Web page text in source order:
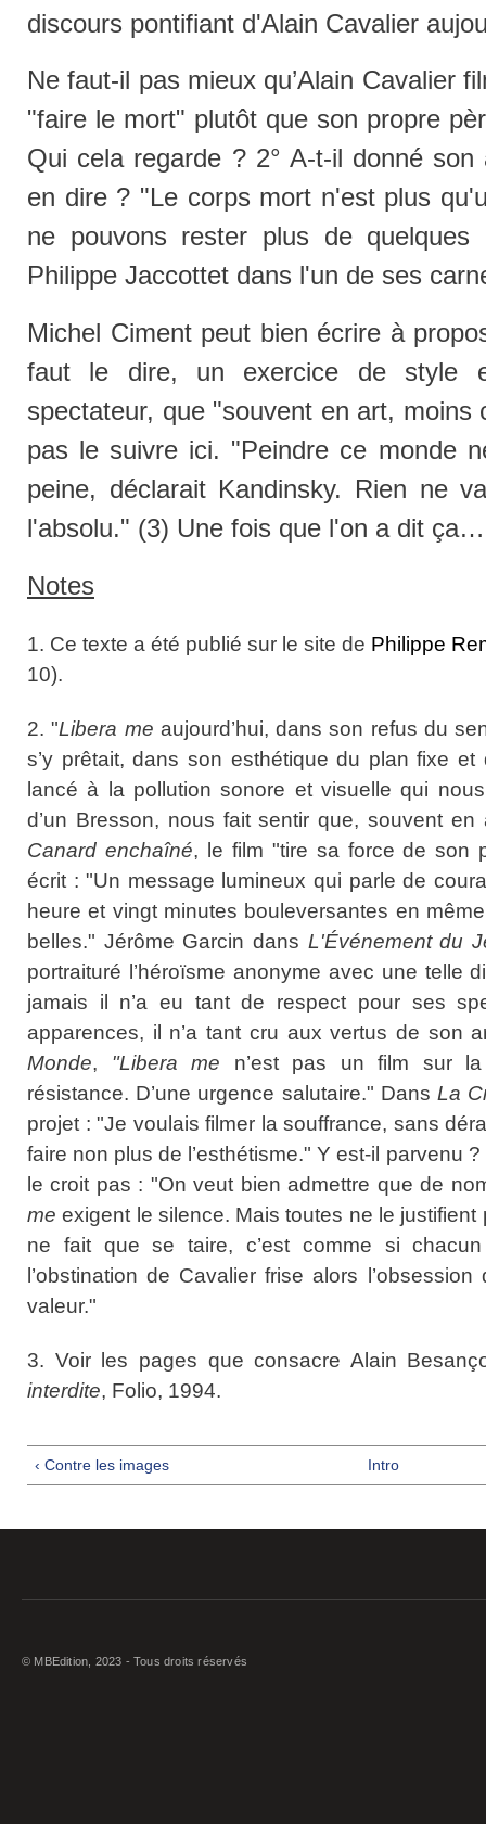
discours pontifiant d'Alain Cavalier
Ne faut-il pas mieux qu’Alain Cavalier
"faire le mort" plutôt que son propre
Qui cela regarde ? 2° A-t-il donné
en dire ? "Le corps mort n'est plus
ne pouvons rester plus de quelques
Philippe Jaccottet dans l'un de ses
Michel Ciment peut bien écrire à
faut le dire, un exercice de style
spectateur, que "souvent en art, moins
pas le suivre ici. "Peindre ce monde
peine, déclarait Kandinsky. Rien ne
l'absolu." (3) Une fois que l'on a dit ça…
Notes
1. Ce texte a été publié sur le site de Philippe
10).
2. "Libera me aujourd’hui, dans son refus du
s’y prêtait, dans son esthétique du plan fixe
lancé à la pollution sonore et visuelle qui
d’un Bresson, nous fait sentir que, souvent
Canard enchaîné, le film "tire sa force de son
écrit : "Un message lumineux qui parle de
heure et vingt minutes bouleversantes en
belles." Jérôme Garcin dans L'Événement du
portraituré l’héroïsme anonyme avec une telle
jamais il n’a eu tant de respect pour ses
apparences, il n’a tant cru aux vertus de son
Monde, "Libera me n’est pas un film sur
résistance. D’une urgence salutaire." Dans La
projet : "Je voulais filmer la souffrance, sans
faire non plus de l’esthétisme." Y est-il parvenu
le croit pas : "On veut bien admettre que de
me exigent le silence. Mais toutes ne le
ne fait que se taire, c’est comme si
l’obstination de Cavalier frise alors
valeur."
3. Voir les pages que consacre Alain
interdite, Folio, 1994.
‹ Contre les images Intro
© MBEdition, 2023 - Tous droits réservés